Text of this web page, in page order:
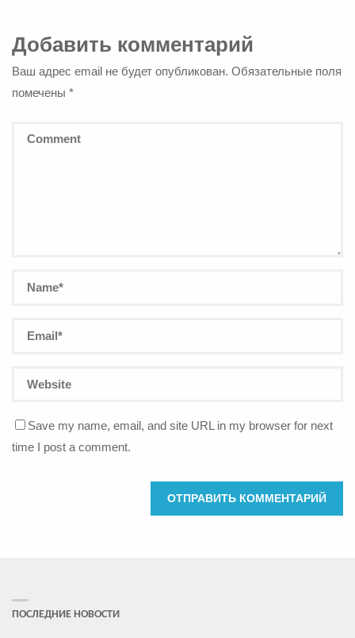
Добавить комментарий
Ваш адрес email не будет опубликован. Обязательные поля
помечены*
Save my name, email, and site URL in my browser for next
time I post a comment.
ПОСЛЕДНИЕ НОВОСТИ